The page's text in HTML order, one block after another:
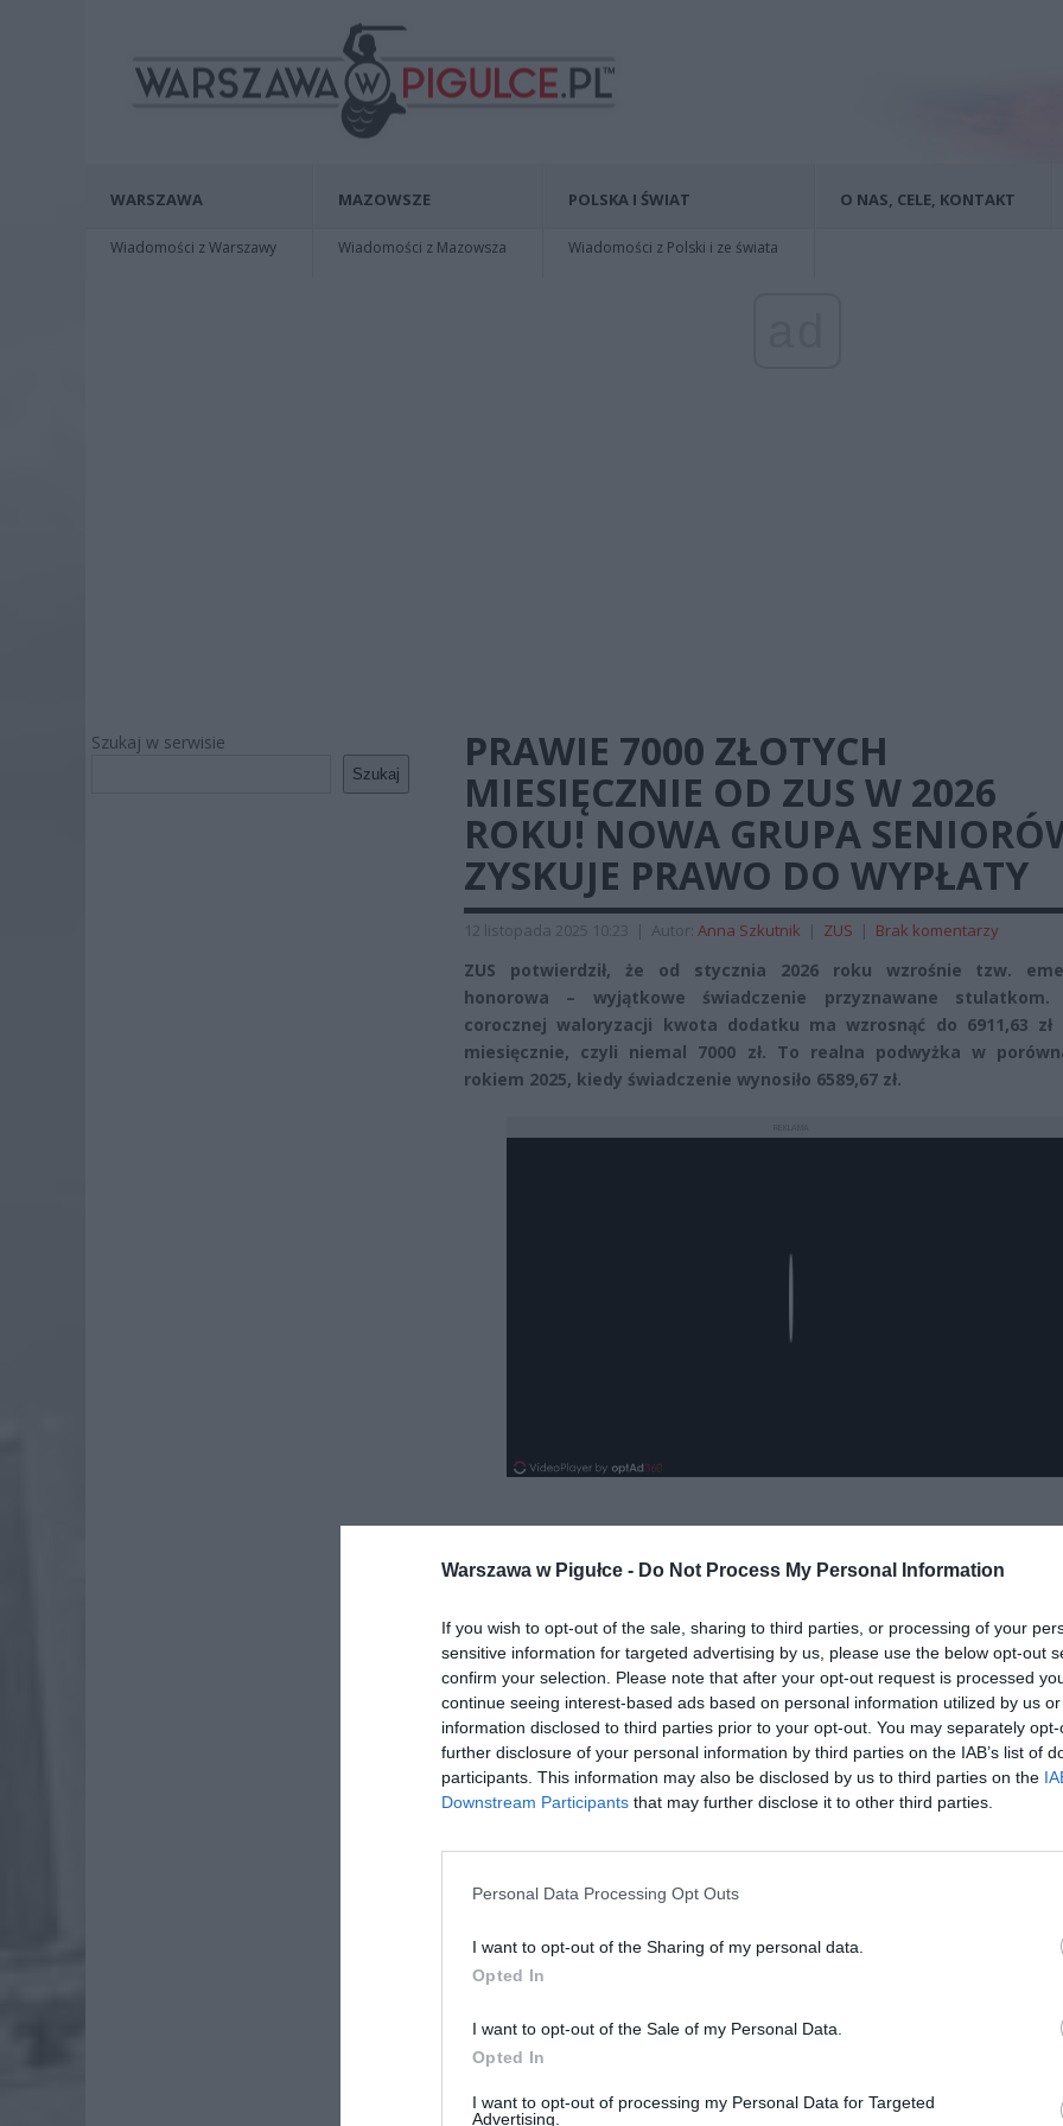
Warszawa w Pigułce - Do Not Process My Personal Information
If you wish to opt-out of the sale, sharing to third parties, or processing of your
sensitive information for targeted advertising by us, please use the below opt-out
confirm your selection. Please note that after your opt-out request is processed
continue seeing interest-based ads based on personal information utilized by us
information disclosed to third parties prior to your opt-out. You may separately
further disclosure of your personal information by third parties on the IAB’s list of
participants. This information may also be disclosed by us to third parties on the
Downstream Participants that may further disclose it to other third parties.
Personal Data Processing Opt Outs
I want to opt-out of the Sharing of my personal data.
Opted In
I want to opt-out of the Sale of my Personal Data.
Opted In
I want to opt-out of processing my Personal Data for Targeted
Advertising.
WARSZAWA
Wiadomości z Warszawy
MAZOWSZE
Wiadomości z Mazowsza
POLSKA I ŚWIAT
Wiadomości z Polski i ze świata
O NAS, CELE, KONTAKT
Szukaj w serwisie
Szukaj
PRAWIE 7000 ZŁOTYCH
MIESIĘCZNIE OD ZUS W 2026
ROKU! NOWA GRUPA
ZYSKUJE PRAWO DO WYPŁATY
12 listopada 2025 10:23 | Autor: Anna Szkutnik | ZUS | Brak komentarzy
ZUS potwierdził, że od stycznia 2026 roku wzrośnie tzw.
honorowa – wyjątkowe świadczenie przyznawane stulatkom.
corocznej waloryzacji kwota dodatku ma wzrosnąć do 6911,63
miesięcznie, czyli niemal 7000 zł. To realna podwyżka w
rokiem 2025, kiedy świadczenie wynosiło 6589,67 zł.
Dodaj nas do preferowanych źródeł w Google